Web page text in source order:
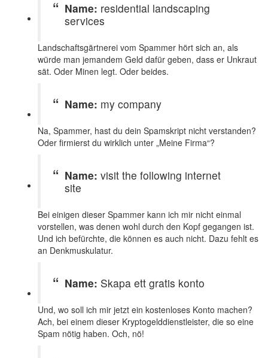
Name: residential landscaping
services
Landschaftsgärtnerei vom Spammer hört sich an, als
würde man jemandem Geld dafür geben, dass er Unkraut
sät. Oder Minen legt. Oder beides.
Name: my company
Na, Spammer, hast du dein Spamskript nicht verstanden?
Oder firmierst du wirklich unter „Meine Firma“?
Name: visit the following internet
site
Bei einigen dieser Spammer kann ich mir nicht einmal
vorstellen, was denen wohl durch den Kopf gegangen ist.
Und ich befürchte, die können es auch nicht. Dazu fehlt es
an Denkmuskulatur.
Name: Skapa ett gratis konto
Und, wo soll ich mir jetzt ein kostenloses Konto machen?
Ach, bei einem dieser Kryptogelddienstleister, die so eine
Spam nötig haben. Och, nö!